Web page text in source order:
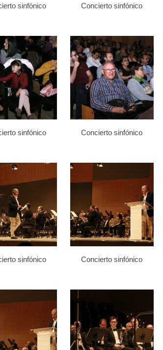
sinfónico Concierto sinfónico
sinfónico Concierto sinfónico
sinfónico Concierto sinfónico